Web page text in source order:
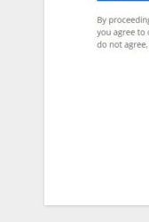
稿